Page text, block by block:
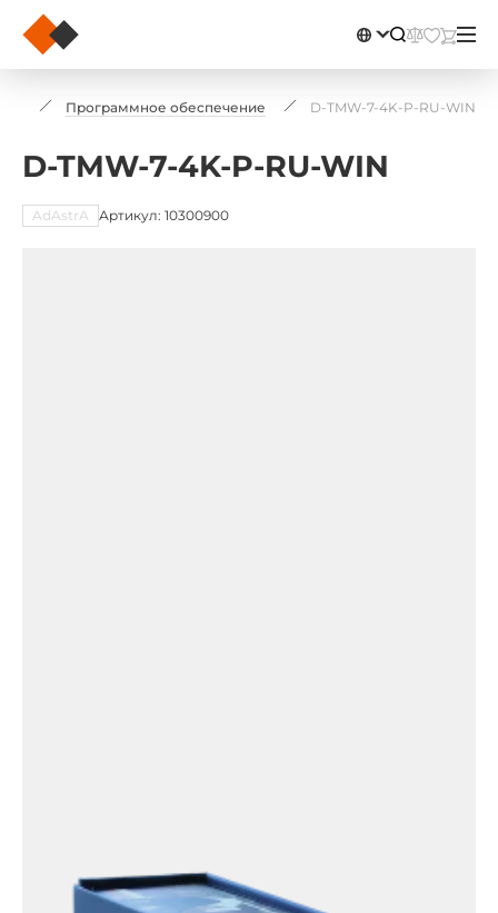
Программное обеспечение D-TMW-7-4K-P-RU-WIN
D-TMW-7-4K-P-RU-WIN
AdAstrA Артикул: 10300900